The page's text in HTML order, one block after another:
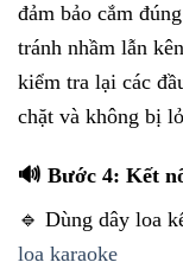
đảm bảo cắm
tránh nhầm lẫn
kiểm tra lại các
chặt và không bị
🔊 Bước 4: Kết
🔹 Dùng dây loa
loa karaoke